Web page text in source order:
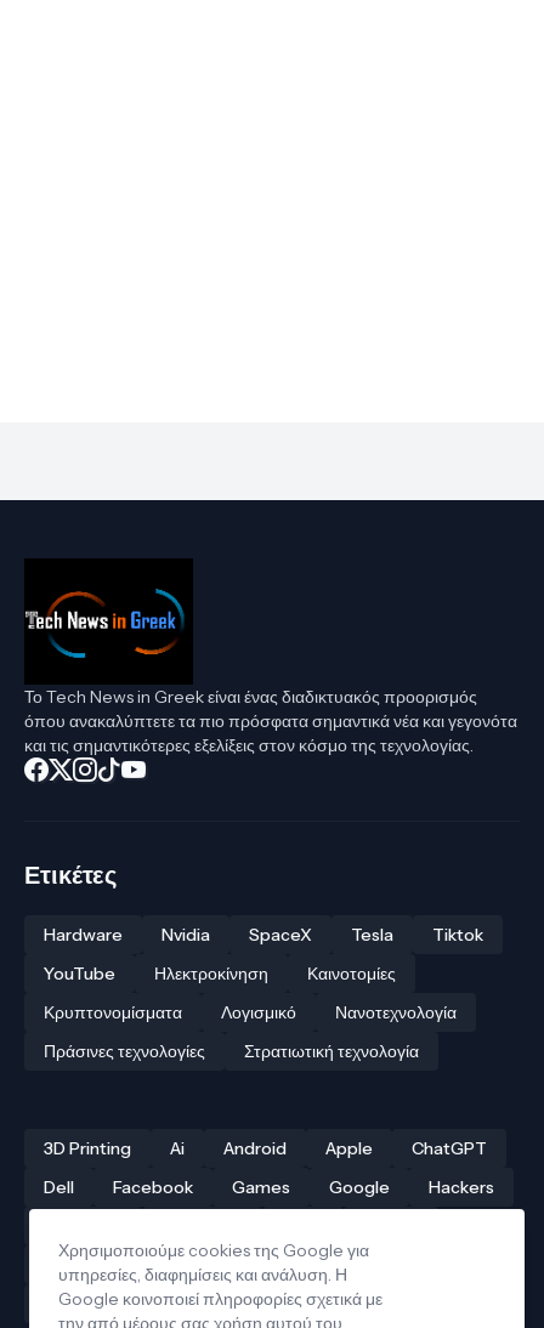
Το Tech News in Greek είναι ένας διαδικτυακός προορισμός
όπου ανακαλύπτετε τα πιο πρόσφατα σημαντικά νέα και γεγονότα
και τις σημαντικότερες εξελίξεις στον κόσμο της τεχνολογίας.
Ετικέτες
Hardware Nvidia SpaceX Tesla
Tiktok
YouTube
Ηλεκτροκίνηση
Καινοτομίες
Κρυπτονομίσματα
Λογισμικό
Νανοτεχνολογία
Πράσινες τεχνολογίες
Στρατιωτική τεχνολογία
3D Printing Ai Android Apple
ChatGPT
Dell
Facebook Games Google
Hackers
Αρχαίες τεχνολογίες
Δρόνοι
Ελληνική τεχνολογία
Ηλεκτροκίνηση
Κβαντικοί υπολογιστές
Χρησιμοποιούμε cookies της Google για
υπηρεσίες, διαφημίσεις και ανάλυση. Η
Google κοινοποιεί πληροφορίες σχετικά με
την από μέρους σας χρήση αυτού του